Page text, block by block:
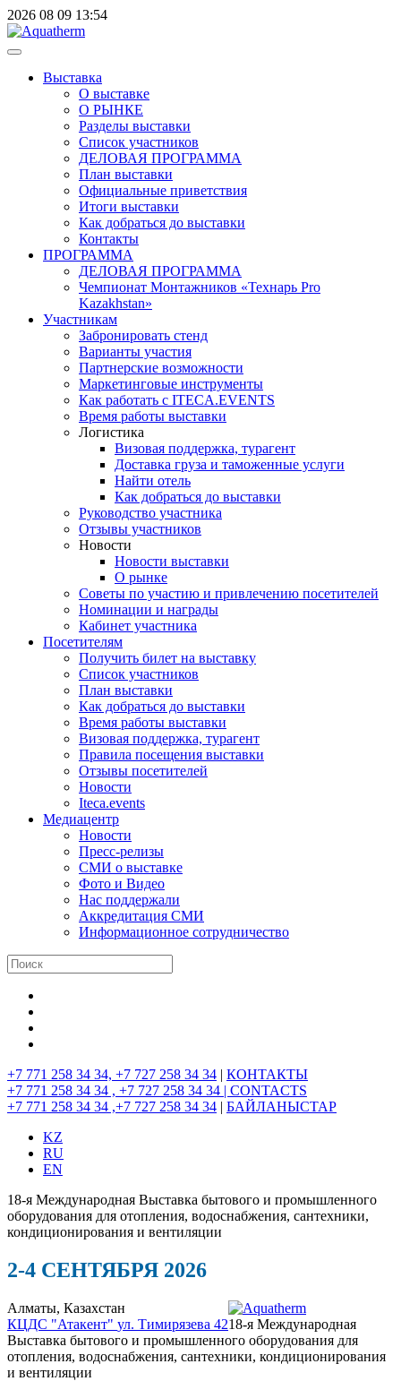
2026 08 09 13:54
Выставка
О выставке
О РЫНКЕ
Разделы выставки
Список участников
ДЕЛОВАЯ ПРОГРАММА
План выставки
Официальные приветствия
Итоги выставки
Как добраться до выставки
Контакты
ПРОГРАММА
ДЕЛОВАЯ ПРОГРАММА
Чемпионат Монтажников «Технарь Pro
Kazakhstan»
Участникам
Забронировать стенд
Варианты участия
Партнерские возможности
Маркетинговые инструменты
Как работать с ITECA.EVENTS
Время работы выставки
Логистика
Визовая поддержка, турагент
Доставка груза и таможенные услуги
Найти отель
Как добраться до выставки
Руководство участника
Отзывы участников
Новости
Новости выставки
О рынке
Советы по участию и привлечению посетителей
Номинации и награды
Кабинет участника
Посетителям
Получить билет на выставку
Список участников
План выставки
Как добраться до выставки
Время работы выставки
Визовая поддержка, турагент
Правила посещения выставки
Отзывы посетителей
Новости
Iteca.events
Медиацентр
Новости
Пресс-релизы
СМИ о выставке
Фото и Видео
Нас поддержали
Аккредитация СМИ
Информационное сотрудничество
+7 771 258 34 34, +7 727 258 34 34 | КОНТАКТЫ
+7 771 258 34 34 , +7 727 258 34 34 | CONTACTS
+7 771 258 34 34 ,+7 727 258 34 34 | БАЙЛАНЫСТАР
KZ
RU
EN
18-я Международная Выставка бытового и промышленного
оборудования для отопления, водоснабжения, сантехники,
кондиционирования и вентиляции
2-4 СЕНТЯБРЯ 2026
Алматы, Казахстан
КЦДС "Атакент" ул. Тимирязева 4218-я Международная
Выставка бытового и промышленного оборудования для
отопления, водоснабжения, сантехники, кондиционирования
и вентиляции